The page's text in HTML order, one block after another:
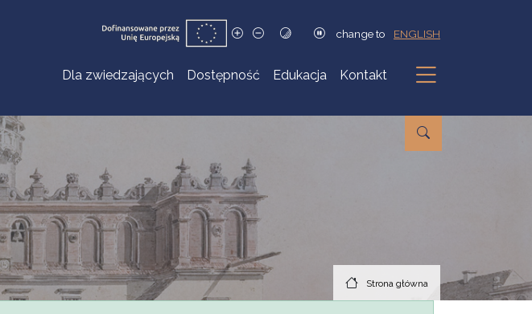
change to ENGLISH
Dla zwiedzających Dostępność Edukacja Kontakt
Podmenu
Strona główna